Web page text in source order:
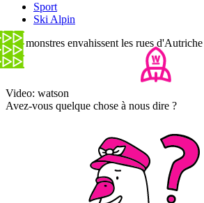
Sport
Ski Alpin
Des monstres envahissent les rues d'Autriche
Video: watson
Avez-vous quelque chose à nous dire ?